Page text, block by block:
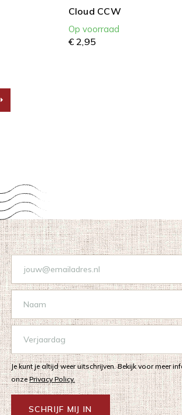
Cloud CCW
Op voorraad
€2,95
Je kunt je altijd weer uitschrijven. Bekijk voor meer
onzePrivacy Policy.
SCHRIJF MIJ IN